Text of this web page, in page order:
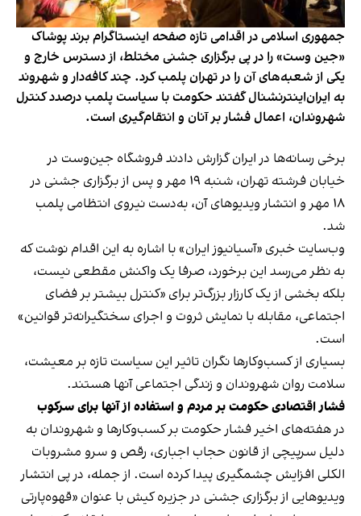
جمهوری اسلامی در اقدامی تازه صفحه اینستاگرام برند پوشاک
«جین وست» را در پی برگزاری جشنی مختلط، از دسترس خارج و
یکی از شعبه‌های آن را در تهران پلمب کرد. چند کافه‌‌دار و شهروند
به ایران‌اینترنشنال گفتند حکومت با سیاست پلمب درصدد کنترل
شهروندان، اعمال فشار بر آنان و انتقام‌گیری است.
برخی رسانه‌ها در ایران گزارش دادند فروشگاه جین‌وست در
خیابان فرشته تهران، شنبه ۱۹ مهر و پس از برگزاری جشنی در
۱۸ مهر و انتشار ویدیوهای آن، به‌دست نیروی انتظامی پلمب
شد.
وب‌سایت خبری «آسیانیوز ایران» با اشاره به این اقدام نوشت که
به نظر می‌رسد این برخورد، صرفا یک واکنش مقطعی نیست،
بلکه بخشی از یک کارزار بزرگ‌تر برای «کنترل بیشتر بر فضای
اجتماعی، مقابله با نمایش ثروت و اجرای سختگیرانه‌تر قوانین»
است.
بسیاری از کسب‌وکارها نگران تاثیر این سیاست‌ تازه بر معیشت،
سلامت روان شهروندان و زندگی اجتماعی آنها هستند.
فشار اقتصادی حکومت بر مردم و استفاده از آنها برای سرکوب
در هفته‌های اخیر فشار حکومت بر کسب‌وکارها و شهروندان به
دلیل سرپیچی از قانون حجاب اجباری، رقص و سرو مشروبات
الکلی افزایش چشمگیری پیدا کرده است. از جمله، در پی انتشار
ویدیوهایی از برگزاری جشنی در جزیره کیش با عنوان «قهوه‌پارتی